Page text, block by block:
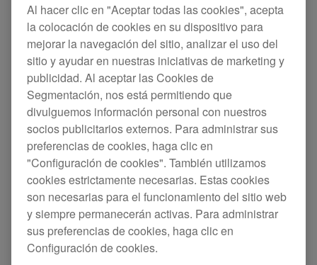
Updates XDJ-700
Solucionado
Los resultados de búsqueda no
aparecían cuando el cursor se mueve
durante la BÚSQUEDA.
Se producían algunos problemas
durante la reproducción y la selección
de pistas.
Información como categorías y pistas
Al hacer clic en "Aceptar todas las cookies", acepta
la colocación de cookies en su dispositivo para
mejorar la navegación del sitio, analizar el uso del
sitio y ayudar en nuestras iniciativas de marketing y
publicidad. Al aceptar las Cookies de
Segmentación, nos está permitiendo que
divulguemos información personal con nuestros
socios publicitarios externos. Para administrar sus
preferencias de cookies, haga clic en
"Configuración de cookies". También utilizamos
cookies estrictamente necesarias. Estas cookies
son necesarias para el funcionamiento del sitio web
y siempre permanecerán activas. Para administrar
sus preferencias de cookies, haga clic en
Configuración de cookies.